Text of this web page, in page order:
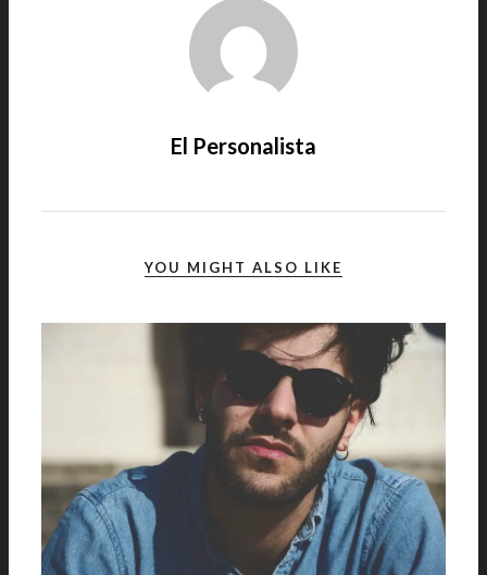
El Personalista
YOU MIGHT ALSO LIKE